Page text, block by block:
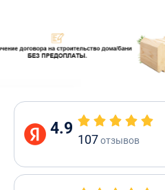
4.9
107отзывов